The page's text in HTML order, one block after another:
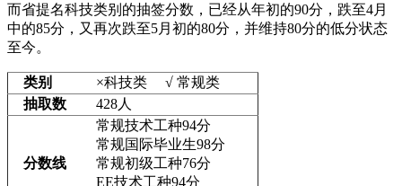
而省提名科技类别的抽签分数，已经从年初的90分，跌至4月
中的85分，又再次跌至5月初的80分，并维持80分的低分状态
至今。
类别
×科技类 √ 常规类
抽取数
428人
分数线
常规技术工种94分
常规国际毕业生98分
常规初级工种76分
EE技术工种94分